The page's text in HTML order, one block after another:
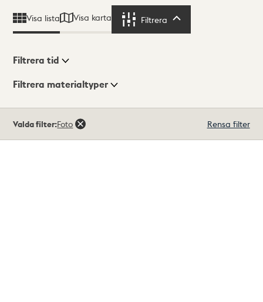
Visa lista Visa karta Filtrera
Visningsläge
Filtrera tid
Filtrera materialtyper
träffar
Valda filter:Foto Rensa filter